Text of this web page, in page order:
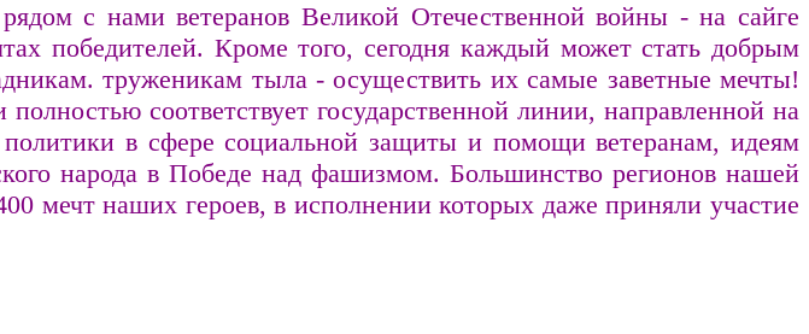
с нами ветеранов Великой Отечественной войны - на сайге
победителей. Кроме того, сегодня каждый может стать добрым
труженикам тыла - осуществить их самые заветные мечты!
соответствует государственной линии, направленной на
в сфере социальной защиты и помощи ветеранам, идеям
народа в Победе над фашизмом. Большинство регионов нашей
мечт наших героев, в исполнении которых даже приняли участие